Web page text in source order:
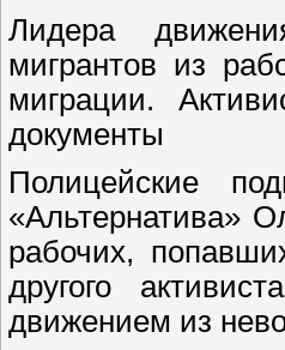
Лидера
мигрантов из
миграции.
документы
Полицейские
«Альтернатива»
рабочих,
другого
движением из